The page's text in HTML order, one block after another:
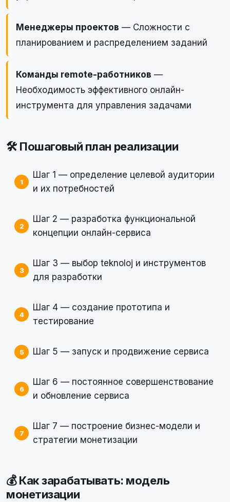
Менеджеры проектов — Сложности с
планированием и распределением заданий
Команды remote-работников —
Необходимость эффективного онлайн-
инструмента для управления задачами
🛠 Пошаговый план реализации
Шаг 1 — определение целевой аудитории
и их потребностей
Шаг 2 — разработка функциональной
концепции онлайн-сервиса
Шаг 3 — выбор teknoloj и инструментов
для разработки
Шаг 4 — создание прототипа и
тестирование
Шаг 5 — запуск и продвижение сервиса
Шаг 6 — постоянное совершенствование
и обновление сервиса
Шаг 7 — построение бизнес-модели и
стратегии монетизации
💰 Как зарабатывать: модель
монетизации